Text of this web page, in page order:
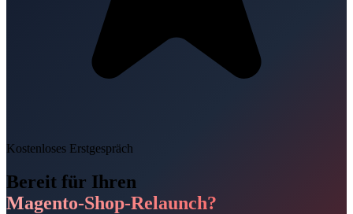
Kostenloses Erstgespräch
Bereit für Ihren
Magento-Shop-Relaunch?